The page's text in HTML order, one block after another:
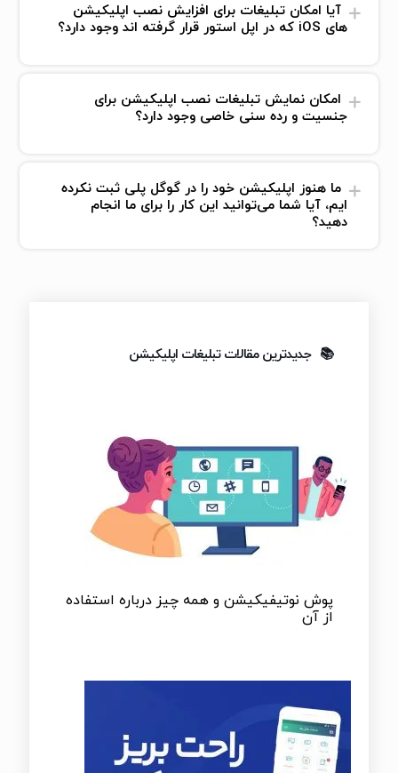
آیا امکان تبلیغات برای افزایش نصب اپلیکیشن
های iOS که در اپل استور قرار گرفته اند وجود دارد؟
امکان نمایش تبلیغات نصب اپلیکیشن برای
جنسیت و رده سنی خاصی وجود دارد؟
ما هنوز اپلیکیشن خود را در گوگل پلی ثبت نکرده
ایم، آیا شما می‌توانید این کار را برای ما انجام
دهید؟
جدیدترین مقالات تبلیغات اپلیکیشن
پوش نوتیفیکیشن و همه چیز درباره استفاده
از آن